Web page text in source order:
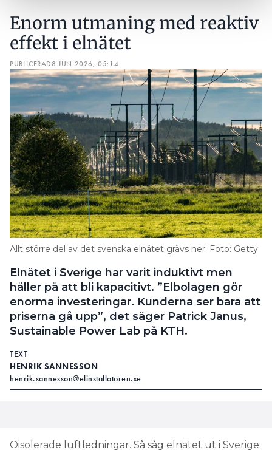
Enorm utmaning med reaktiv
effekt i elnätet
PUBLICERAD8 JUN 2026, 05:14
Allt större del av det svenska elnätet grävs ner. Foto: Getty
Elnätet i Sverige har varit induktivt men
håller på att bli kapacitivt. ”Elbolagen gör
enorma investeringar. Kunderna ser bara att
priserna gå upp”, det säger Patrick Janus,
Sustainable Power Lab på KTH.
TEXT
HENRIK SANNESSON
henrik.sannesson@elinstallatoren.se
Oisolerade luftledningar. Så såg elnätet ut i Sverige.